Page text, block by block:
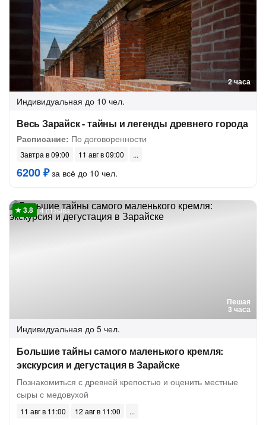
2 часа
Индивидуальная до 10 чел.
Весь Зарайск - тайны и легенды древнего города
Расписание: По договоренности
Завтра в 09:00 11 авг в 09:00
6200 ₽за всё до 10 чел.
Пешая
3 часа
4 отзыва
Индивидуальная до 5 чел.
Большие тайны самого маленького кремля:
экскурсия и дегустация в Зарайске
Познакомиться с древней крепостью и оценить местные
сыры с медовухой
11 авг в 11:00 12 авг в 11:00